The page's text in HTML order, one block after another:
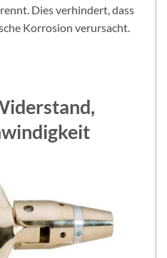
Dies verhindert, dass
Korrosion verursacht.